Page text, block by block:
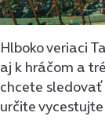
Hlboko veriaci
aj k hráčom a
chcete
určite